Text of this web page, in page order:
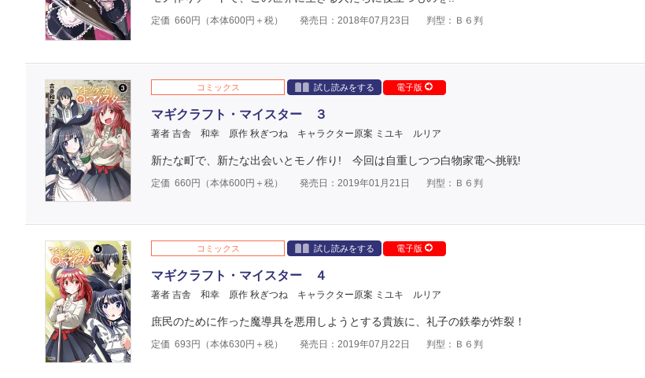
定価 660円（本体600円＋税） 発売日：2018年07月23日 判型：Ｂ６判
コミックス 試し読みをする 電子版
マギクラフト・マイスター ３
著者 吉舎 和幸 原作 秋ぎつね キャラクター原案 ミユキ ルリア
新たな町で、新たな出会いとモノ作り! 今回は自重しつつ白物家電へ挑戦!
定価 660円（本体600円＋税） 発売日：2019年01月21日 判型：Ｂ６判
コミックス 試し読みをする 電子版
マギクラフト・マイスター ４
著者 吉舎 和幸 原作 秋ぎつね キャラクター原案 ミユキ ルリア
庶民のために作った魔導具を悪用しようとする貴族に、礼子の鉄拳が炸裂！
定価 693 円（本体630円＋税） 発売日：2019年07月22日 判型：Ｂ６判